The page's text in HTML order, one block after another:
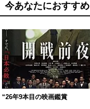
今あなたにおすすめ
“26年9本目の映画鑑賞